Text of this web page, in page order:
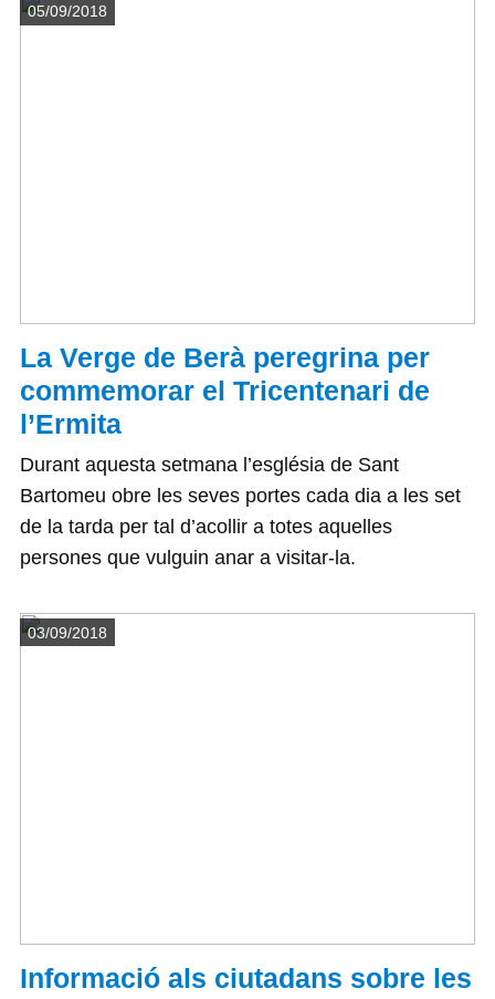
La Verge de Berà peregrina per
commemorar el Tricentenari de
l’Ermita
Detalls
05/09/2018
Durant aquesta setmana l’església de Sant
Bartomeu obre les seves portes cada dia a les set
de la tarda per tal d’acollir a totes aquelles
persones que vulguin anar a visitar-la.
Informació als ciutadans sobre les
Detalls
03/09/2018